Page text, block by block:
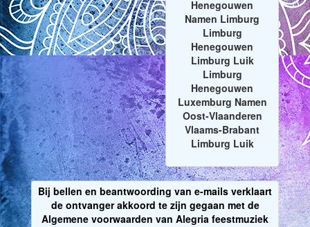
Henegouwen
Namen Limburg
Limburg
Henegouwen
Limburg Luik
Limburg
Henegouwen
Luxemburg Namen
Oost-Vlaanderen
Vlaams-Brabant
Limburg Luik
Bij bellen en beantwoording van e-mails verklaart
de ontvanger akkoord te zijn gegaan met de
Algemene voorwaarden van Alegria feestmuziek